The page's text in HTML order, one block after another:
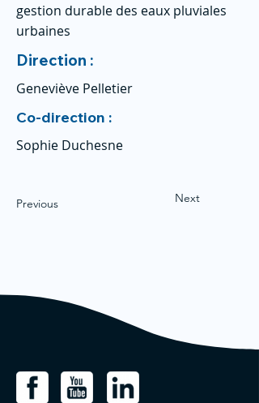
gestion durable des eaux pluviales
urbaines
Direction :
Geneviève Pelletier
Co-direction :
Sophie Duchesne
Previous Next